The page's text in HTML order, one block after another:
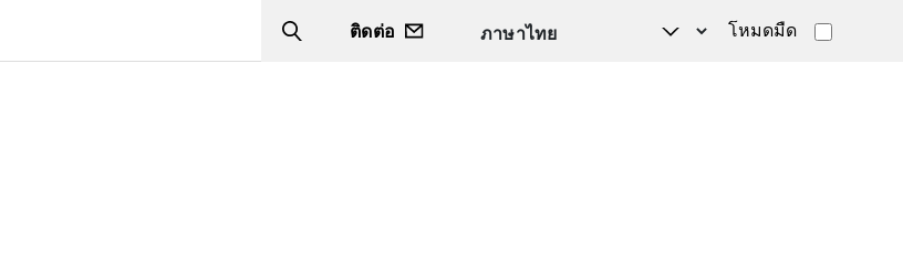
Search
ติดต่อ โหมดมืด